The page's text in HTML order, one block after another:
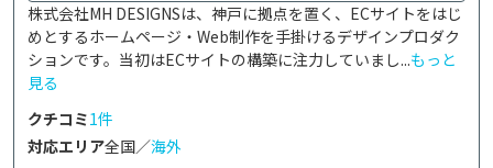
株式会社MH DESIGNSは、神戸に拠点を置く、ECサイトをはじ
めとするホームページ・Web制作を手掛けるデザインプロダク
ションです。当初はECサイトの構築に注力していまし...もっと
見る
クチコミ1件
対応エリア全国／海外